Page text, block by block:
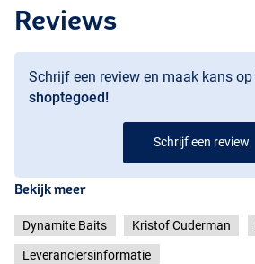
Reviews
Schrijf een review en maak kans op
shoptegoed!
Schrijf een review
Bekijk meer
Dynamite Baits Kristof Cuderman
Leveranciersinformatie